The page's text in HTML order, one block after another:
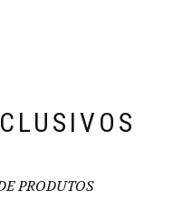
PRODUTOS